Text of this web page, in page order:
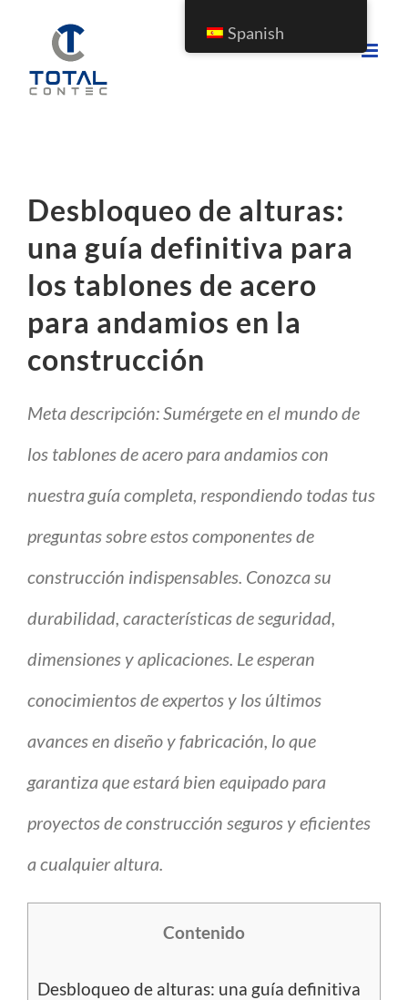
Desbloqueo de alturas:
una guía definitiva para
los tablones de acero
para andamios en la
construcción
Meta descripción: Sumérgete en el mundo de
los tablones de acero para andamios con
nuestra guía completa, respondiendo todas tus
preguntas sobre estos componentes de
construcción indispensables. Conozca su
durabilidad, características de seguridad,
dimensiones y aplicaciones. Le esperan
conocimientos de expertos y los últimos
avances en diseño y fabricación, lo que
garantiza que estará bien equipado para
proyectos de construcción seguros y eficientes
a cualquier altura.
Contenido
Desbloqueo de alturas: una guía definitiva
Spanish